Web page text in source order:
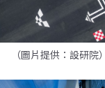
（圖片提供：設研院）